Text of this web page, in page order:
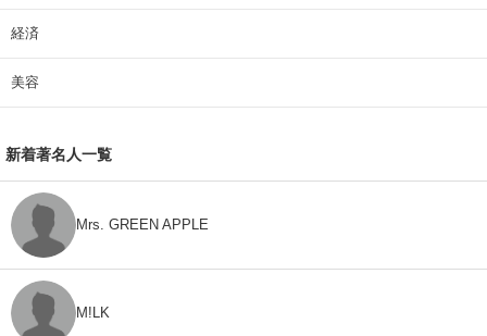
経済
美容
新着著名人一覧
Mrs. GREEN APPLE
M!LK